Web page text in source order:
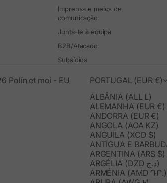
Imprensa e meios de
comunicação
Junta-te à equipa
B2B/Atacado
Subsídios
PORTUGAL (EUR €)
ALBÂNIA (ALL L)
ALEMANHA (EUR €)
ANDORRA (EUR €)
ANGOLA (AOA KZ)
ANGUILA (XCD $)
ANTÍGUA E
ARGENTINA (ARS $)
ARGÉLIA (DZD د.ج)
ARMÉNIA (AMD ԴՐ.)
Polín et moi - EU